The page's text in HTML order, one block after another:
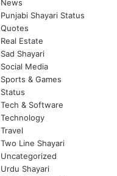
News
Punjabi Shayari Status
Quotes
Real Estate
Sad Shayari
Social Media
Sports & Games
Status
Tech & Software
Technology
Travel
Two Line Shayari
Uncategorized
Urdu Shayari